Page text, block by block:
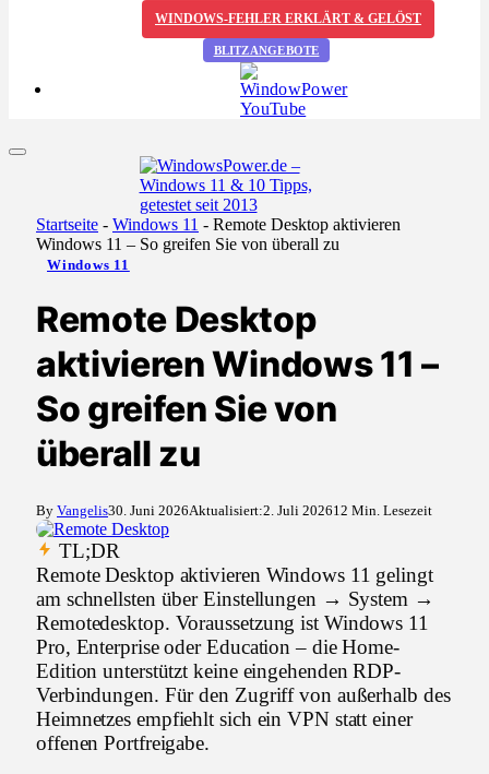
WINDOWS-FEHLER ERKLÄRT & GELÖST
BLITZANGEBOTE
Startseite - Windows 11 - Remote Desktop aktivieren
Windows 11 – So greifen Sie von überall zu
Windows 11
Remote Desktop
aktivieren Windows 11 –
So greifen Sie von
überall zu
By Vangelis30. Juni 2026Aktualisiert:2. Juli 202612 Min. Lesezeit
TL;DR
Remote Desktop aktivieren Windows 11 gelingt
am schnellsten über Einstellungen → System →
Remotedesktop. Voraussetzung ist Windows 11
Pro, Enterprise oder Education – die Home-
Edition unterstützt keine eingehenden RDP-
Verbindungen. Für den Zugriff von außerhalb des
Heimnetzes empfiehlt sich ein VPN statt einer
offenen Portfreigabe.